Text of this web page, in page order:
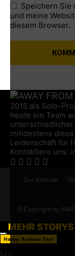
Speichern Sie
und meine
diesem Browser.
2015 als Solo-
heute ein Team
mindestens
Leidenschaft für
Kontaktiere uns:
Our Attitude
© Copyright by
MEHR STORYS
Happy Release Day!